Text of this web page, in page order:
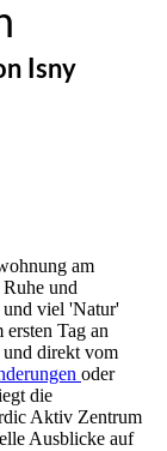
Isny
am
und
und viel 'Natur'
Tag an
und direkt vom
oder
die
Aktiv Zentrum
Ausblicke auf